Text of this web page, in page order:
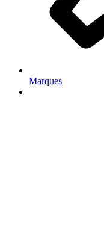
Marques